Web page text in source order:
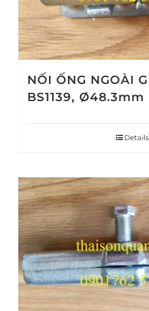
NỐI ỐNG NGOÀI
BS1139, Ø48.3mm
Details